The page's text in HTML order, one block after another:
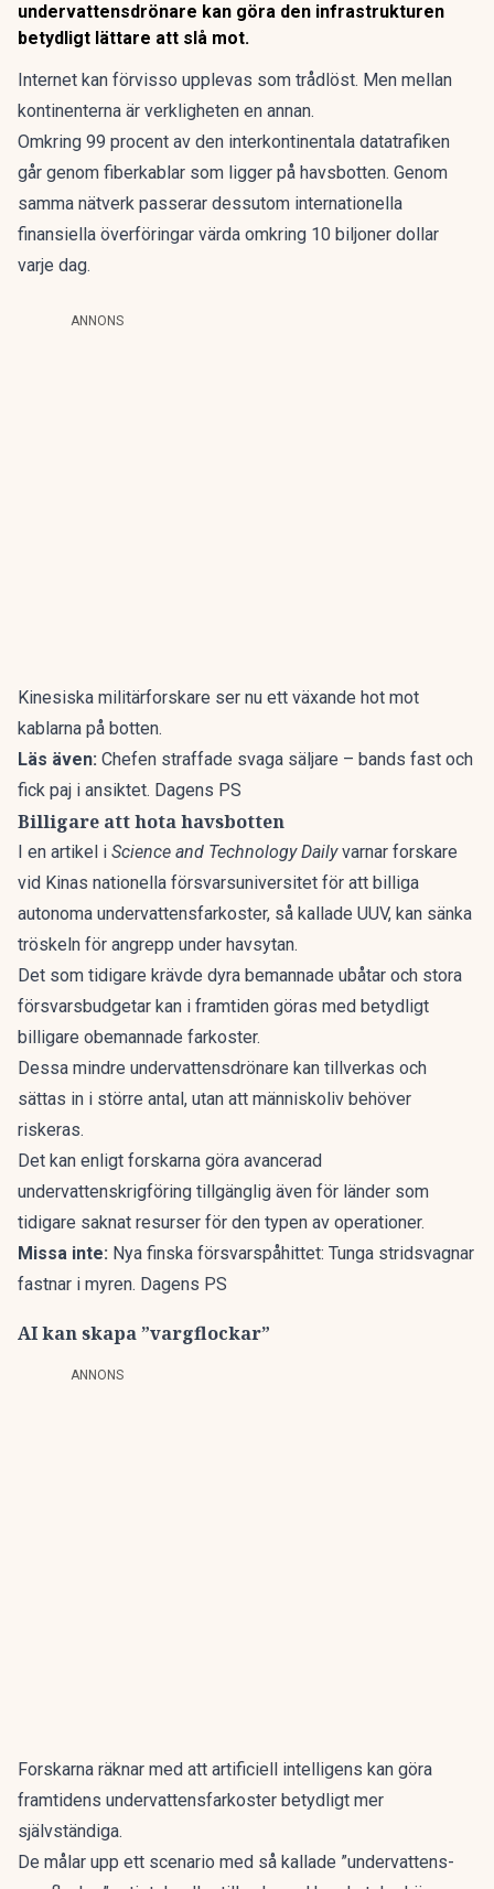
undervattensdrönare kan göra den infrastrukturen
betydligt lättare att slå mot.
Internet kan förvisso upplevas som trådlöst. Men mellan
kontinenterna är verkligheten en annan.
Omkring 99 procent av den interkontinentala datatrafiken
går genom fiberkablar som ligger på havsbotten. Genom
samma nätverk passerar dessutom internationella
finansiella överföringar värda omkring 10 biljoner dollar
varje dag.
ANNONS
Kinesiska militärforskare ser nu ett växande hot mot
kablarna på botten.
Läs även: Chefen straffade svaga säljare – bands fast och
fick paj i ansiktet. Dagens PS
Billigare att hota havsbotten
I en artikel i Science and Technology Dailyvarnar forskare
vid Kinas nationella försvarsuniversitet för att billiga
autonoma undervattensfarkoster, så kallade UUV, kan sänka
tröskeln för angrepp under havsytan.
Det som tidigare krävde dyra bemannade ubåtar och stora
försvarsbudgetar kan i framtiden göras med betydligt
billigare obemannade farkoster.
Dessa mindre undervattensdrönare kan tillverkas och
sättas in i större antal, utan att människoliv behöver
riskeras.
Det kan enligt forskarna göra avancerad
undervattenskrigföring tillgänglig även för länder som
tidigare saknat resurser för den typen av operationer.
Missa inte: Nya finska försvarspåhittet: Tunga stridsvagnar
fastnar i myren. Dagens PS
AI kan skapa ”vargflockar”
ANNONS
Forskarna räknar med att artificiell intelligens kan göra
framtidens undervattensfarkoster betydligt mer
självständiga.
De målar upp ett scenario med så kallade ”undervattens-